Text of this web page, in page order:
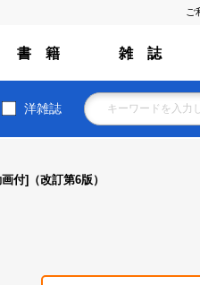
ご
書 籍 雑 誌
洋雑誌
付]（改訂第6版）